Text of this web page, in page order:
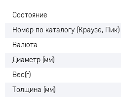
Состояние
Номер по каталогу (Краузе, Пик)
Валюта
Диаметр (мм)
Вес(г)
Толщина (мм)